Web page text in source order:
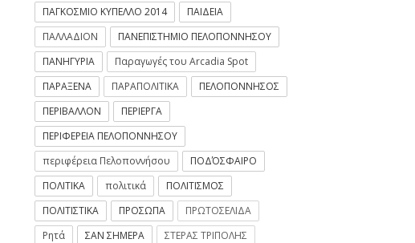
ΠΑΓΚΟΣΜΙΟ ΚΥΠΕΛΛΟ 2014
ΠΑΙΔΕΙΑ
ΠΑΛΛΑΔΙΟΝ
ΠΑΝΕΠΙΣΤΗΜΙΟ ΠΕΛΟΠΟΝΝΗΣΟΥ
ΠΑΝΗΓΥΡΙΑ
Παραγωγές του Arcadia Spot
ΠΑΡΑΞΕΝΑ
ΠΑΡΑΠΟΛΙΤΙΚΑ
ΠΕΛΟΠΟΝΝΗΣΟΣ
ΠΕΡΙΒΑΛΛΟΝ
ΠΕΡΙΕΡΓΑ
ΠΕΡΙΦΕΡΕΙΑ ΠΕΛΟΠΟΝΝΗΣΟΥ
περιφέρεια Πελοποννήσου
ΠΟΔΌΣΦΑΙΡΟ
ΠΟΛΙΤΙΚΑ
πολιτικά
ΠΟΛΙΤΙΣΜΟΣ
ΠΟΛΙΤΙΣΤΙΚΑ
ΠΡΟΣΩΠΑ
ΠΡΩΤΟΣΕΛΙΔΑ
Ρητά
ΣΑΝ ΣΗΜΕΡΑ
ΣΤΕΡΑΣ ΤΡΙΠΟΛΗΣ